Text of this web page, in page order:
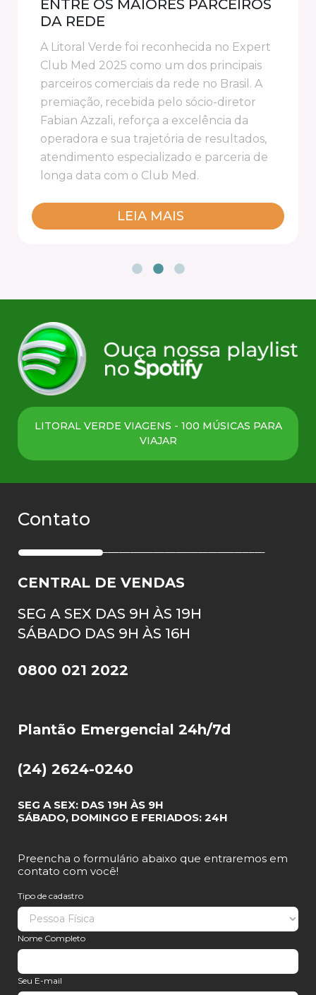
ENTRE OS MAIORES PARCEIROS
DA REDE
A Litoral Verde foi reconhecida no Expert
Club Med 2025 como um dos principais
parceiros comerciais da rede no Brasil. A
premiação, recebida pelo sócio-diretor
Fabian Azzali, reforça a excelência da
operadora e sua trajetória de resultados,
atendimento especializado e parceria de
longa data com o Club Med.
LEIA MAIS
LITORAL VERDE VIAGENS - 100 MÚSICAS PARA
VIAJAR
Contato
CENTRAL DE VENDAS
SEG A SEX DAS 9H ÀS 19H
SÁBADO DAS 9H ÀS 16H
0800 021 2022
Plantão Emergencial 24h/7d
(24) 2624-0240
SEG A SEX: DAS 19H ÀS 9H
SÁBADO, DOMINGO E FERIADOS: 24H
Preencha o formulário abaixo que entraremos em
contato com você!
Tipo de cadastro
Nome Completo
Seu E-mail